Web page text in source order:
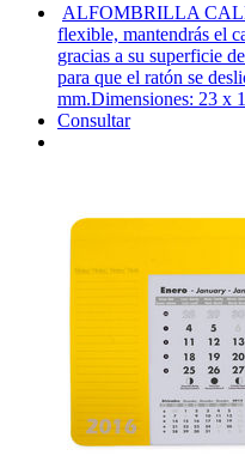
ALFOMBRILLA
flexible, mantendrás el
gracias a su superficie
para que el ratón se
mm.Dimensiones: 23 x
Consultar